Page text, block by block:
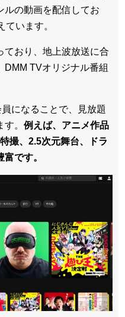
ルの動画を配信してお
ています。
ており、地上波放送に合
DMM TVオリジナル番組
になることで、見放題
。 例えば、アニメ作品
撮、2.5次元舞台、ドラ
です。